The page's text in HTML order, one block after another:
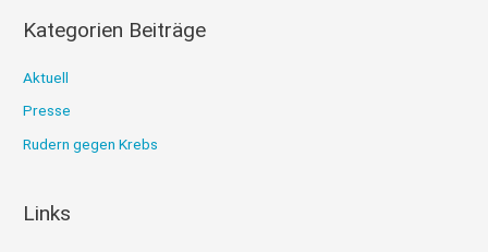
Kategorien Beiträge
Aktuell
Presse
Rudern gegen Krebs
Links